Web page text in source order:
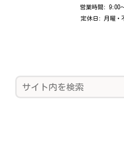
営業時間: 9:00
定休日: 月曜・